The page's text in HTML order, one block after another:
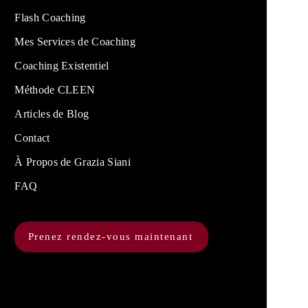
Flash Coaching
Mes Services de Coaching
Coaching Existentiel
Méthode CLEEN
Articles de Blog
Contact
À Propos de Grazia Siani
FAQ
Prenez rendez-vous maintenant